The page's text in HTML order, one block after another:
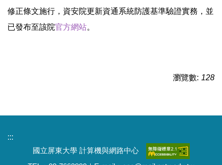
修正條文施行，資安院更新資通系統防護基準驗證實務，並
已發布至該院官方網站。
瀏覽數: 128
:::
國立屏東大學 計算機與網路中心